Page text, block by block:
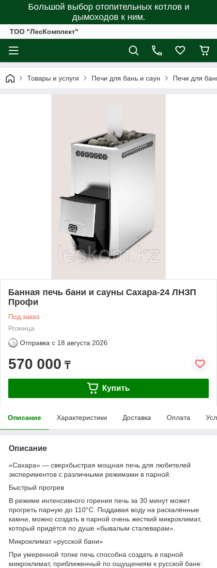
Большой выбор отопительных котлов и
дымоходов к ним.
ТОО "ЛесКомплект"
Товары и услуги Печи для бань и саун Печи для
Банная печь бани и сауны Сахара-24 ЛНЗП
Профи
Под заказ
Розница
Отправка с 18 августа 2026
570 000 ₸
Купить
Описание Характеристики Доставка Оплата
Описание
«Сахара» — сверхбыстрая мощная печь для любителей
экспериментов с различными режимами в парной:
Быстрый прогрев
В режиме интенсивного горения печь за 30 минут может
прогреть парную до 110°С. Поддавая воду на раскалённые
камни, можно создать в парной очень жесткий микроклимат,
который придётся по душе «бывалым сталеварам».
Микроклимат «русской бани»
При умеренной топке печь способна создать в парной
микроклимат, приближенный по ощущениям к русской бане: